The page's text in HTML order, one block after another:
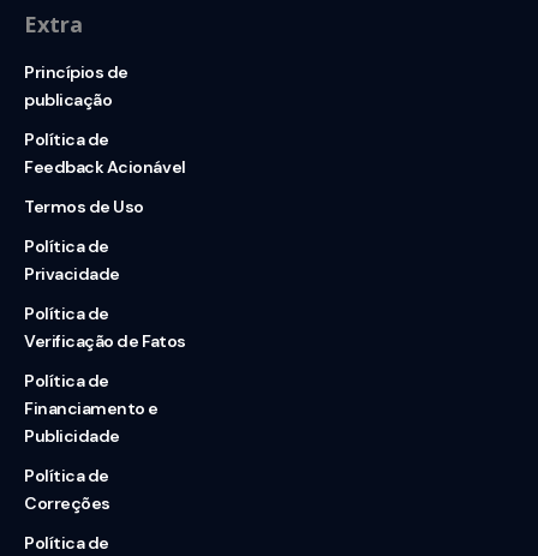
Extra
Princípios de
publicação
Política de
Feedback Acionável
Termos de Uso
Política de
Privacidade
Política de
Verificação de Fatos
Política de
Financiamento e
Publicidade
Política de
Correções
Política de